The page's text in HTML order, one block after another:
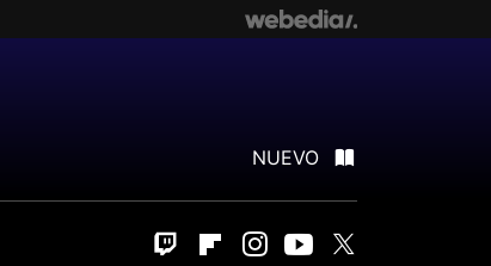
NUEVO
Twitch FlipboardInstagram
Youtube